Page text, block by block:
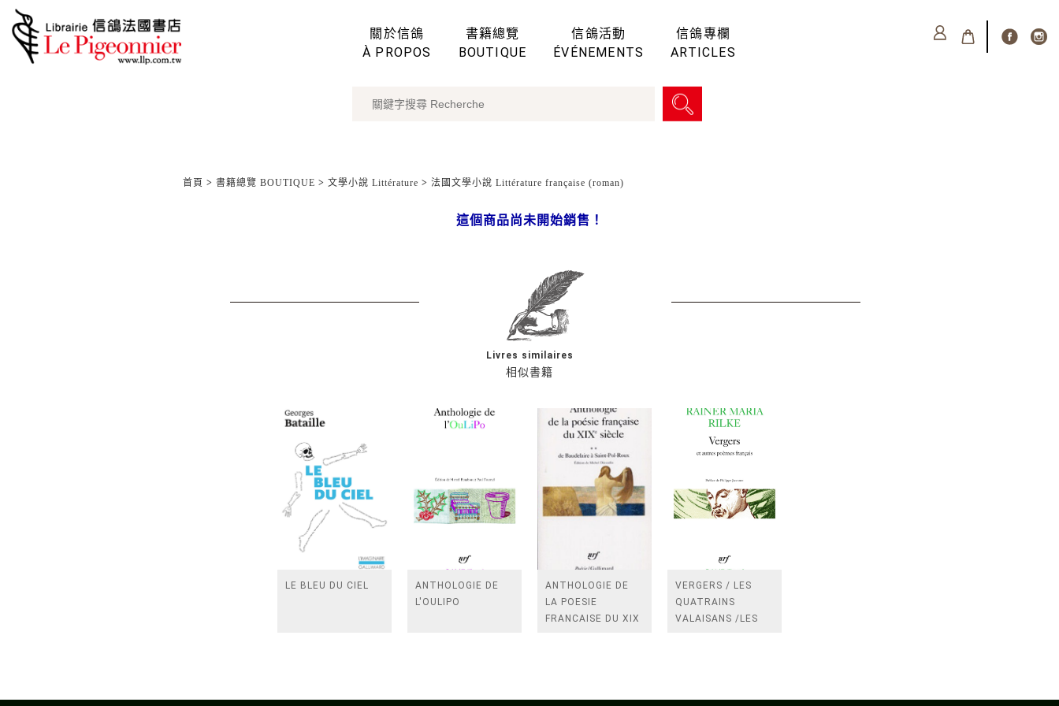
關於信鴿
À PROPOS
書籍總覽
BOUTIQUE
信鴿活動
ÉVÉNEMENTS
信鴿專欄
ARTICLES
首頁 > 書籍總覽 BOUTIQUE > 文學小說 Littérature > 法國文學小說 Littérature française (roman)
這個商品尚未開始銷售！
相似書籍
Livres similaires
LE BLEU DU CIEL
ANTHOLOGIE DE
L'OULIPO
ANTHOLOGIE DE
LA POESIE
FRANCAISE DU XIX
VERGERS / LES
QUATRAINS
VALAISANS /LES